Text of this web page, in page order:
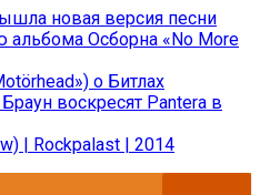
новая версия песни
альбома Осборна «No More
о Битлах
воскресят Pantera в
| Rockpalast | 2014